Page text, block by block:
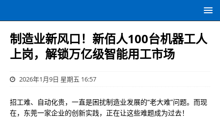
制造业新风口！新佰人100台机器工人
上岗，解锁万亿级智能用工市场
2026年1月9日 星期五 16:57
招工难、自动化贵，一直是困扰制造业发展的“老大难”问题。而现
在，东莞一家企业的创新实践，正在让这些难题成为过去！